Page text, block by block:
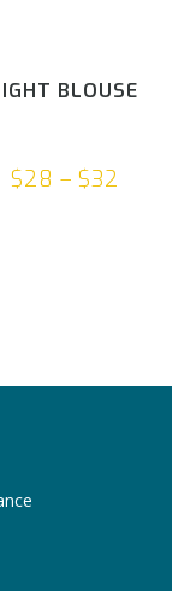
BLOUSE
$28 – $32